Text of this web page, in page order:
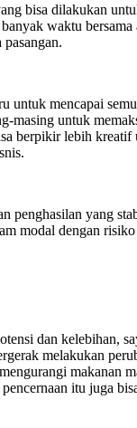
bisa dilakukan
waktu
untuk mencapai
masing untuk
berpikir lebih kreatif
penghasilan yang
modal dengan
dan kelebihan,
melakukan
makanan
itu juga